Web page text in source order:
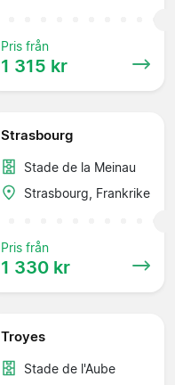
Pris från
1 315 kr
Strasbourg
Stade de la Meinau
Strasbourg, Frankrike
Pris från
1 330 kr
Troyes
Stade de l'Aube